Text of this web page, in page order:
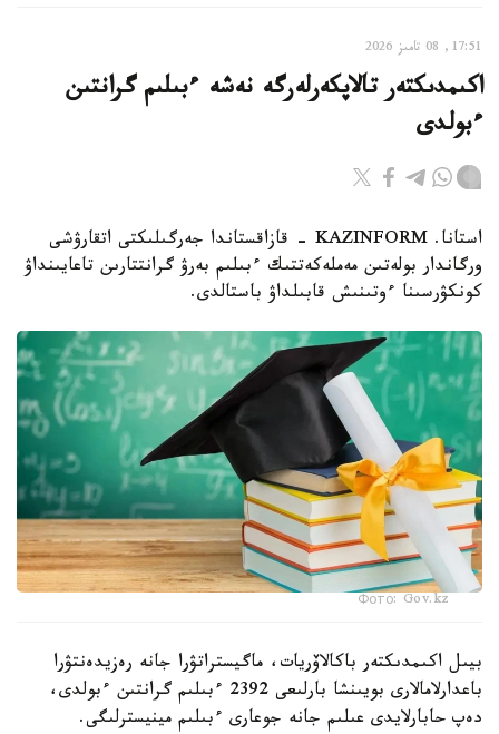
17:51, 08 تامىز 2026
اكىمدىكتەر تالاپكەرلەرگە نەشە ءبىلىم گرانتىن
ءبولدى
استانا. KAZINFORM - قازاقستاندا جەرگىلىكتى اتقارۋشى
ورگاندار بولەتىن مەملەكەتتىك ءبىلىم بەرۋ گرانتتارىن تاعايىنداۋ
كونكۋرسىنا ءوتىنىش قابىلداۋ باستالدى.
Фото: Gov.kz
بيىل اكىمدىكتەر باكالاۆريات، ماگيستراتۋرا جانە رەزيدەنتۋرا
باعدارلامالارى بويىنشا بارلىعى 2392 ءبىلىم گرانتىن ءبولدى،
دەپ حابارلايدى عىلىم جانە جوعارى ءبىلىم مينيسترلىگى.